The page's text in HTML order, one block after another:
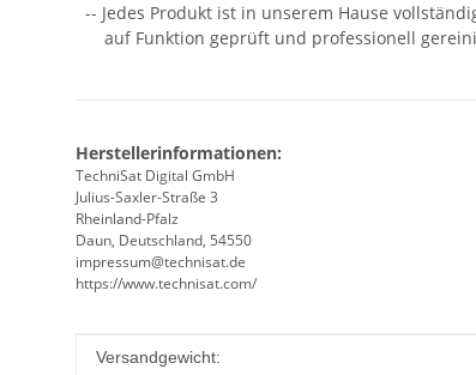
-- Jedes Produkt ist in unserem Hause
auf Funktion geprüft und professionell
Herstellerinformationen:
TechniSat Digital GmbH
Julius-Saxler-Straße 3
Rheinland-Pfalz
Daun, Deutschland, 54550
impressum@technisat.de
https://www.technisat.com/
Produkteigenschaft
Wert
Versandgewicht: